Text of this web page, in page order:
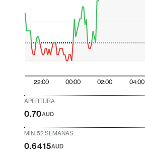
22:00 00:00 02:00 04:00
APERTURA
0.70AUD
MÍN. 52 SEMANAS
0.6415AUD